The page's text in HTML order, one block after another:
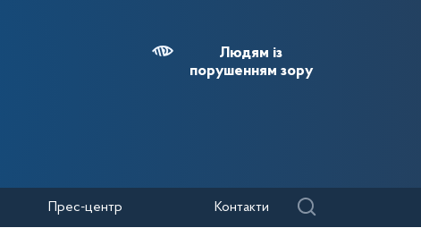
Людям із
порушенням зору
Прес-центр Контакти